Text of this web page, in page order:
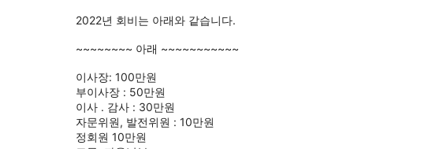
2022년 회비는 아래와 같습니다.
~~~~~~~~ 아래 ~~~~~~~~~~~
이사장: 100만원
부이사장 : 50만원
이사 . 감사 : 30만원
자문위원, 발전위원 : 10만원
정회원 10만원